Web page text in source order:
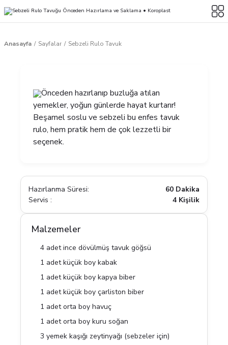
Anasayfa Sayfalar Sebzeli Rulo Tavuk
Önceden hazırlanıp buzluğa atılan
yemekler, yoğun günlerde hayat kurtarır!
Beşamel soslu ve sebzeli bu enfes tavuk
rulo, hem pratik hem de çok lezzetli bir
seçenek.
Hazırlanma Süresi:
60 Dakika
Servis :
4 Kişilik
Malzemeler
4 adet ince dövülmüş tavuk göğsü
1 adet küçük boy kabak
1 adet küçük boy kapya biber
1 adet küçük boy çarliston biber
1 adet orta boy havuç
1 adet orta boy kuru soğan
3 yemek kaşığı zeytinyağı (sebzeler için)